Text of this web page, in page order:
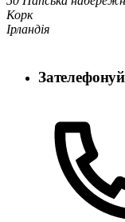
Корк
Ірландія